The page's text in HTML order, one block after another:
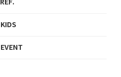
REF.
KIDS
EVENT